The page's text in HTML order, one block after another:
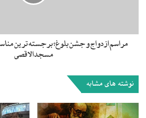
دارم. بیکار و مجرد هستم. همه به من
ازدواج نداری و مرا ترشیده خطاب می‌کنند.
مراسم ازدواج و جشن بلوغ؛ برجسته‌ترین
مسجد الاقصی
نوشته های مشابه